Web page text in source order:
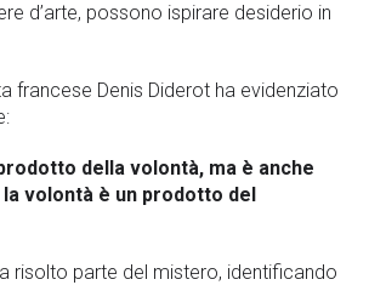
d’arte, possono ispirare desiderio in
francese Denis Diderot ha evidenziato
della volontà, ma è anche
volontà è un prodotto del
risolto parte del mistero, identificando